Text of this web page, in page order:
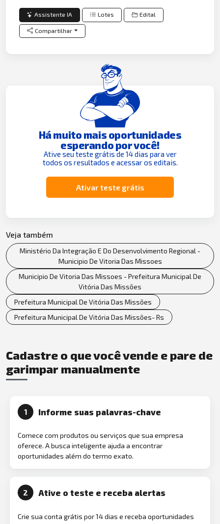
Assistente IA Lotes Edital
Compartilhar
Há muito mais oportunidades
esperando por você!
Ative seu teste grátis de 14 dias para ver
todos os resultados e acessar os editais.
Ativar teste grátis
Veja também
Ministério Da Integração E Do Desenvolvimento Regional -
Municipio De Vitoria Das Missoes
Municipio De Vitoria Das Missoes - Prefeitura Municipal De
Vitória Das Missões
Prefeitura Municipal De Vitória Das Missões
Prefeitura Municipal De Vitória Das Missões- Rs
Cadastre o que você vende e pare de
garimpar manualmente
1 Informe suas palavras-chave
Comece com produtos ou serviços que sua empresa
oferece. A busca inteligente ajuda a encontrar
oportunidades além do termo exato.
2 Ative o teste e receba alertas
Crie sua conta grátis por 14 dias e receba oportunidades